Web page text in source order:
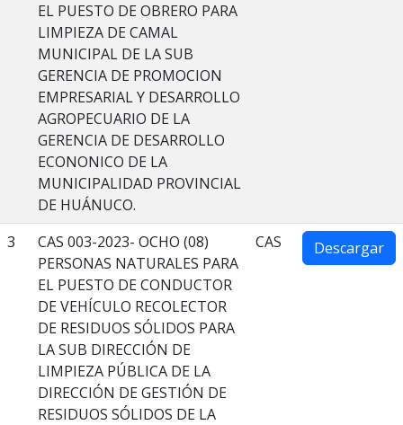
EL PUESTO DE OBRERO PARA
LIMPIEZA DE CAMAL
MUNICIPAL DE LA SUB
GERENCIA DE PROMOCION
EMPRESARIAL Y DESARROLLO
AGROPECUARIO DE LA
GERENCIA DE DESARROLLO
ECONONICO DE LA
MUNICIPALIDAD PROVINCIAL
DE HUÁNUCO.
3
CAS 003-2023- OCHO (08)
PERSONAS NATURALES PARA
EL PUESTO DE CONDUCTOR
DE VEHÍCULO RECOLECTOR
DE RESIDUOS SÓLIDOS PARA
LA SUB DIRECCIÓN DE
LIMPIEZA PÚBLICA DE LA
DIRECCIÓN DE GESTIÓN DE
RESIDUOS SÓLIDOS DE LA
CAS Descargar